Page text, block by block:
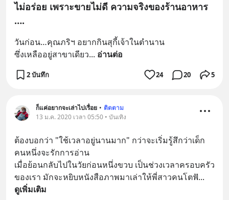
ไม่อร่อย เพราะขายไม่ดี ความจริงของร้านอาหาร
….
วันก่อน…คุณภริฯ อยากกินสุกี้เจ้าในตำนาน
ซึ่งเหลืออยู่สาขาเดียว... อ่านต่อ
2 บันทึก 24 20 5
ก็แค่อยากจะเล่าไปเรื่อย • ติดตาม
13 ม.ค. 2020 เวลา 05:50 • บันเทิง
ต้องบอกว่า "ใช้เวลาอยู่นานมาก" กว่าจะเริ่มรู้สึกว่าเด็ก
คนหนึ่งจะรักการอ่าน
เมื่อย้อนกลับไปในวัยก่อนหนึ่งขวบ เป็นช่วงเวลาครอบครัว
ของเรา มักจะหยิบหนังสือภาพมาเล่าให้พี่สาวคนโตฟั...
ดูเพิ่มเติม